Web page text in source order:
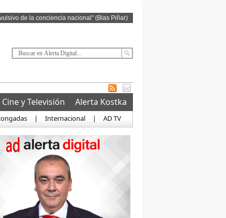
de la conciencia nacional" (Blas Piñar)
Cine y Televisión
Alerta Kostka
| Internacional | AD TV